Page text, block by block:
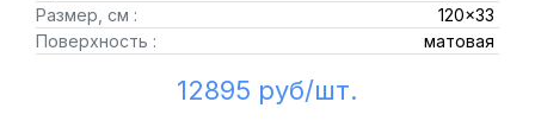
Размер, см :
120x33
Поверхность :
матовая
12895 руб/шт.